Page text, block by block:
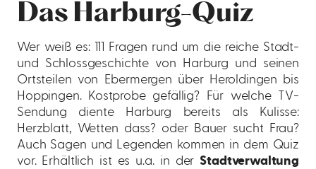
Das Harburg-Quiz
Wer weiß es: 111 Fragen rund um die reiche Stadt-
und Schlossgeschichte von Harburg und seinen
Ortsteilen von Ebermergen über Heroldingen bis
Hoppingen. Kostprobe gefällig? Für welche TV-
Sendung diente Harburg bereits als Kulisse:
Herzblatt, Wetten dass? oder Bauer sucht Frau?
Auch Sagen und Legenden kommen in dem Quiz
vor. Erhältlich ist es u.a. in der Stadtverwaltung